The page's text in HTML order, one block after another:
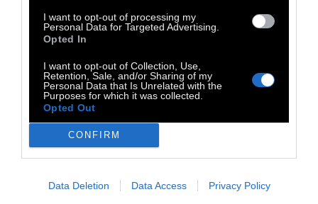
I want to opt-out of processing my
Personal Data for Targeted Advertising.
Opted In
I want to opt-out of Collection, Use,
Retention, Sale, and/or Sharing of my
Personal Data that Is Unrelated with the
Purposes for which it was collected.
Opted Out
CONFIRM
Data Deletion Data Access Privacy Policy
στην καθημερινή μας πραγματικότητα. Λες
και δεν υπάρχουν αυτοί οι άνθρωποι στην
καθημερινή μας πραγματικότητα. Λες και
ξαφνικά, η Μόρια έπαψε να ισχύει, οι
άνθρωποι έγιναν αόρατοι.
Οι ανθρωπιστικές οργανώσεις συμφωνούν
ότι αυτές δεν είναι ανθρώπινες συνθήκες
διαβίωσης - σε αντίθεση με τις υποσχέσεις